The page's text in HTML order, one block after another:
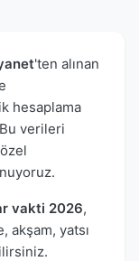
'ten alınan
hesaplama
verileri
vakti 2026,
akşam, yatsı